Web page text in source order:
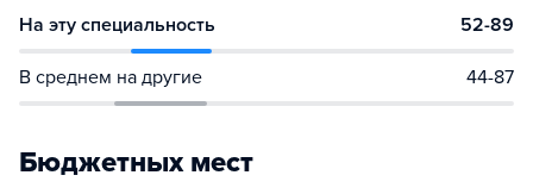
На эту специальность 52-89
В среднем на другие 44-87
Бюджетных мест